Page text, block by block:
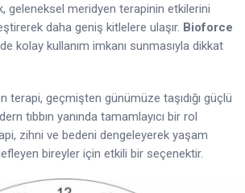
geleneksel meridyen terapinin etkilerini
daha geniş kitlelere ulaşır. Bioforce
kolay kullanım imkanı sunmasıyla dikkat
terapi, geçmişten günümüze taşıdığı güçlü
tıbbın yanında tamamlayıcı bir rol
zihni ve bedeni dengeleyerek yaşam
bireyler için etkili bir seçenektir.